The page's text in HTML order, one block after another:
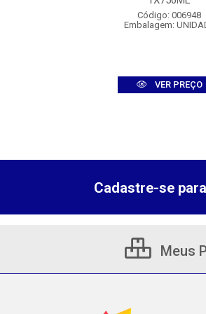
Código: 006948
Embalagem:
VER PREÇO
Cadastre-se
Meus